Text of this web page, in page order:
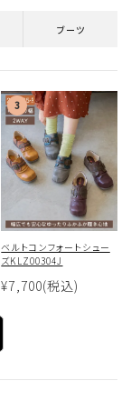
ブーツ
ベルトコンフォートシュー
ズKLZ00304J
¥7,700(税込)